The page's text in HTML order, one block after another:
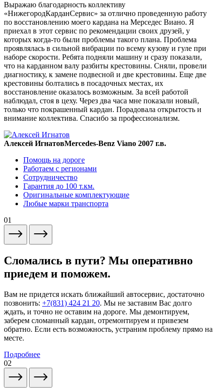
Выражаю благодарность коллективу
«НижегородКарданСервис» за отлично проведенную работу
по восстановлению моего кардана на Мерседес Виано. Я
приехал в этот сервис по рекомендации своих друзей, у
которых когда-то были проблемы такого плана. Проблема
проявлялась в сильной вибрации по всему кузову и гуле при
наборе скорости. Ребята подняли машину и сразу показали,
что на карданном валу разбиты крестовины. Сняли, провели
диагностику, к замене подвесной и две крестовины. Еще две
крестовины болтались в посадочных местах, их
восстановление оказалось возможным. За всей работой
наблюдал, стоя в цеху. Через два часа мне показали новый,
только что покрашенный кардан. Порадовала открытость и
внимание коллектива. Спасибо за профессионализм.
Алексей ИгнатовMercedes-Benz Viano 2007 г.в.
Помощь на дороге
Работаем с регионами
Сотрудничество
Гарантия до 100 т.км.
Оригинальные комплектующие
Любые марки транспорта
01
Сломались в пути? Мы оперативно
приедем и поможем.
Вам не придется искать ближайший автосервис, достаточно
позвонить: +7(831) 424 21 20. Мы не заставим Вас долго
ждать, и точно не оставим на дороге. Мы демонтируем,
заберем сломанный кардан, отремонтируем и привезем
обратно. Если есть возможность, устраним проблему прямо на
месте.
Подробнее
02